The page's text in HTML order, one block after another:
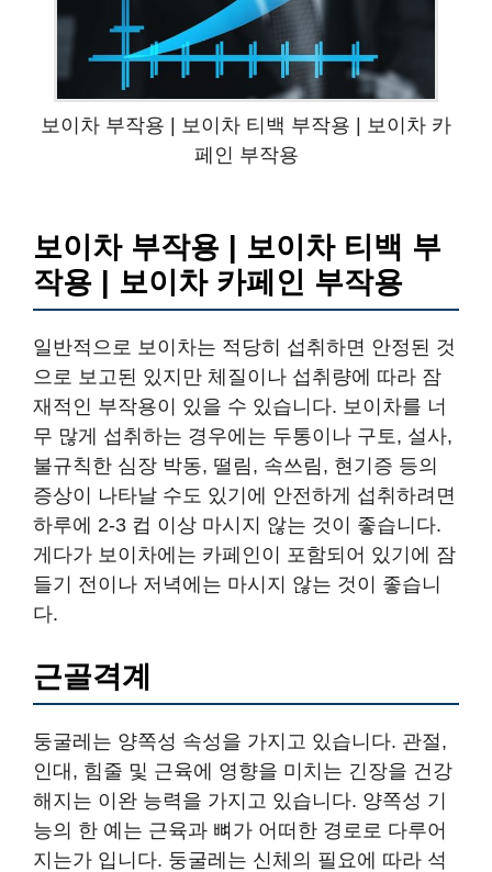
보이차 부작용 | 보이차 티백 부작용 | 보이차 카
페인 부작용
보이차 부작용 | 보이차 티백 부
작용 | 보이차 카페인 부작용
일반적으로 보이차는 적당히 섭취하면 안정된 것
으로 보고된 있지만 체질이나 섭취량에 따라 잠
재적인 부작용이 있을 수 있습니다. 보이차를 너
무 많게 섭취하는 경우에는 두통이나 구토, 설사,
불규칙한 심장 박동, 떨림, 속쓰림, 현기증 등의
증상이 나타날 수도 있기에 안전하게 섭취하려면
하루에 2-3 컵 이상 마시지 않는 것이 좋습니다.
게다가 보이차에는 카페인이 포함되어 있기에 잠
들기 전이나 저녁에는 마시지 않는 것이 좋습니
다.
근골격계
둥굴레는 양쪽성 속성을 가지고 있습니다. 관절,
인대, 힘줄 및 근육에 영향을 미치는 긴장을 건강
해지는 이완 능력을 가지고 있습니다. 양쪽성 기
능의 한 예는 근육과 뼈가 어떠한 경로로 다루어
지는가 입니다. 둥굴레는 신체의 필요에 따라 석